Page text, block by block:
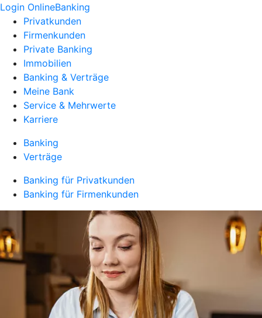
Login OnlineBanking
Privatkunden
Firmenkunden
Private Banking
Immobilien
Banking & Verträge
Meine Bank
Service & Mehrwerte
Karriere
Banking
Verträge
Banking für Privatkunden
Banking für Firmenkunden